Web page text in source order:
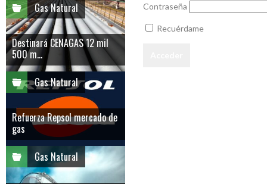
Contraseña
Recuérdame
Gas Natural
Destinará CENAGAS 12 mil
500 m...
Gas Natural
Refuerza Repsol mercado de
gas
Gas Natural